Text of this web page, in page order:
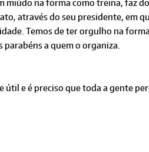
miúdo na forma como treina, faz do
através do seu presidente, em
Temos de ter orgulho na forma
a quem o organiza.
útil e é preciso que toda a gente